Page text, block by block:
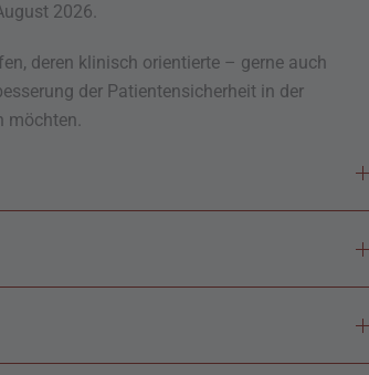
2026.
deren klinisch orientierte – gerne auch
der Patientensicherheit in der
möchten.